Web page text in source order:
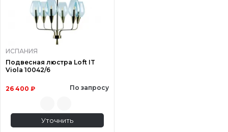
ИСПАНИЯ
Подвесная люстра Loft IT
Viola 10042/6
26 400 ₽ По запросу
Уточнить